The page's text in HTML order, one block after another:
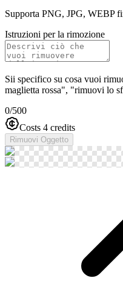
Supporta PNG, JPG, WEBP
Istruzioni per la rimozione
Sii specifico su cosa vuoi
maglietta rossa", "rimuovi lo
0/500
Costs 4 credits
Rimuovi Oggetto